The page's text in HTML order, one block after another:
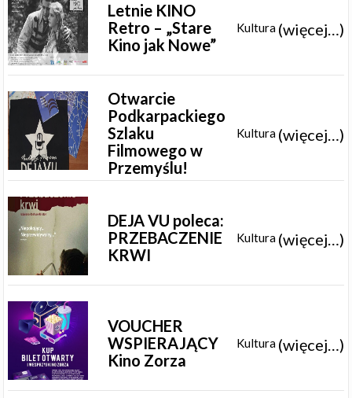
Letnie KINO
Retro – „Stare
Kino jak Nowe”
Kultura (więcej…)
Otwarcie
Podkarpackiego
Szlaku
Filmowego w
Przemyślu!
Kultura (więcej…)
DEJA VU poleca:
PRZEBACZENIE
KRWI
Kultura (więcej…)
VOUCHER
WSPIERAJĄCY
Kino Zorza
Kultura (więcej…)